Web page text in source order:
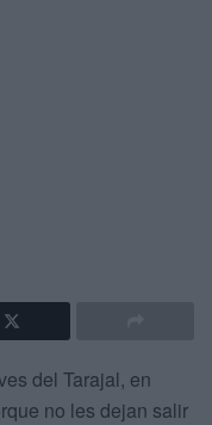
del Tarajal, en
no les dejan salir